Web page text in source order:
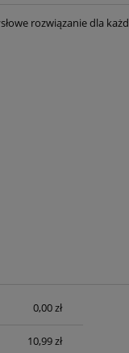
rozwiązanie dla
kosztów0,00 zł
10,99 zł